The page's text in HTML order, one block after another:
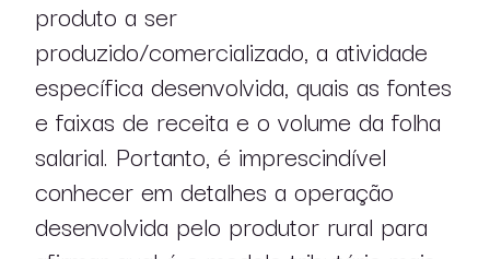
produto a ser
produzido/comercializado, a atividade
específica desenvolvida, quais as fontes
e faixas de receita e o volume da folha
salarial. Portanto, é imprescindível
conhecer em detalhes a operação
desenvolvida pelo produtor rural para